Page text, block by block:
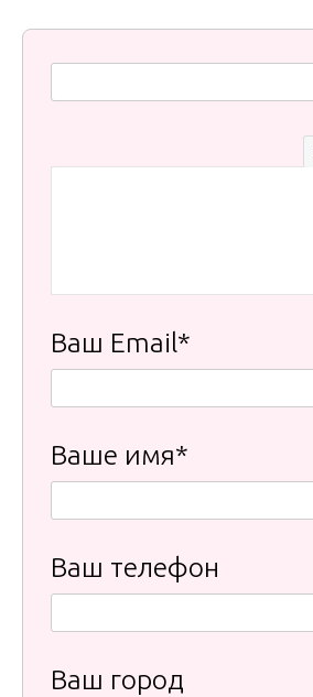
Ваш Email*
Ваше имя*
Ваш телефон
Ваш город